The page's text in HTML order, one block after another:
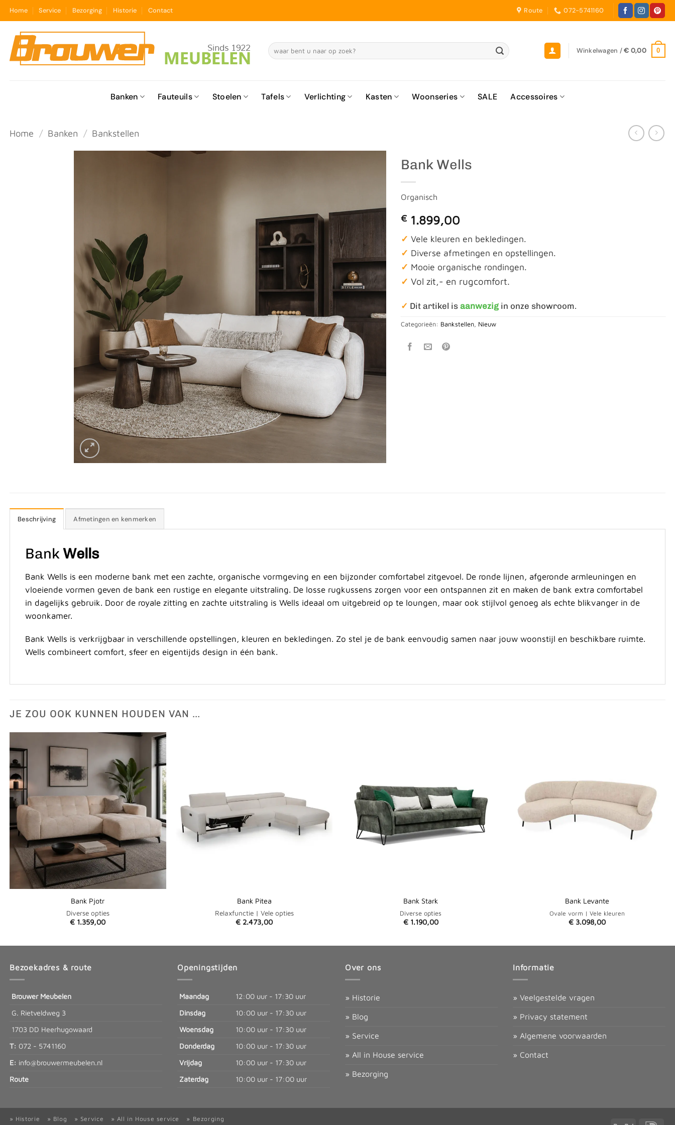
inhoud
Home Service Bezorging Historie Contact Route 072-5741160
Zoeken
naar:
Winkelwagen /€ 0,00 0
Banken Fauteuils Stoelen Tafels Verlichting Kasten Woonseries SALE Accessoires
Home / Banken / Bankstellen
Bank Wells
Organisch
€ 1.899,00
✓Vele kleuren en bekledingen.
✓ Diverse afmetingen en opstellingen.
✓ Mooie organische rondingen.
✓Vol zit,- en rugcomfort.
✓ Dit artikel isaanwezig in onze showroom.
Categorieën: Bankstellen Nieuw
Beschrijving Afmetingen en kenmerken
BankWells
Bank Wells is een moderne bank met een zachte, organische vormgeving en een bijzonder comfortabel zitgevoel. De ronde lijnen, afgeronde armleuningen en
vloeiende vormen geven de bank een rustige en elegante uitstraling. De losse rugkussens zorgen voor een ontspannen zit en maken de bank extra comfortabel
in dagelijks gebruik. Door de royale zitting en zachte uitstraling is Wells ideaal om uitgebreid op te loungen, maar ook stijlvol genoeg als echte blikvanger in de
woonkamer.
Bank Wells is verkrijgbaar in verschillende opstellingen, kleuren en bekledingen. Zo stel je de bank eenvoudig samen naar jouw woonstijl en beschikbare ruimte.
Wells combineert comfort, sfeer en eigentijds design in één bank.
JE ZOU OOK KUNNEN HOUDEN VAN …
Bank Pjotr
Diverse opties
€ 1.359,00
Bank Pitea
Relaxfunctie | Vele opties
€ 2.473,00
Bank Stark
Diverse opties
€1.190,00
Bank Levante
Ovale vorm | Vele kleuren
€ 3.098,00
Bezoekadres & route
Brouwer Meubelen
G. Rietveldweg 3
1703 DD Heerhugowaard
T: 072 - 5741160
E: info@brouwermeubelen.nl
Route
Openingstijden
Maandag
12:00 uur - 17:30 uur
Dinsdag
10:00 uur - 17:30 uur
Woensdag
10:00 uur - 17:30 uur
Donderdag
10:00 uur - 17:30 uur
Vrijdag
10:00 uur - 17:30 uur
Zaterdag
10:00 uur - 17:00 uur
Over ons
» Historie
» Blog
» Service
» All in House service
» Bezorging
Informatie
» Veelgestelde vragen
» Privacy statement
» Algemene voorwaarden
» Contact
» Historie » Blog » Service » All in House service » Bezorging